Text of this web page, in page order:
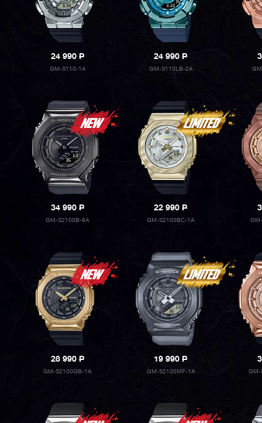
24 990P
GM-S110-1A
24 990P
GM-S110LB-2A
34 990P
GM-S2100B-8A
22 990P
GM-S2100BC-1A
28 990P
GM-S2100GB-1A
19 990P
GM-S2100MF-1A GM-